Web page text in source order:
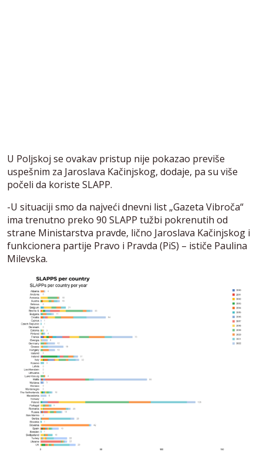
U Poljskoj se ovakav pristup nije pokazao previše
uspešnim za Jaroslava Kačinjskog, dodaje, pa su više
počeli da koriste SLAPP.
-U situaciji smo da najveći dnevni list „Gazeta Vibroča“
ima trenutno preko 90 SLAPP tužbi pokrenutih od
strane Ministarstva pravde, lično Jaroslava Kačinjskog i
funkcionera partije Pravo i Pravda (PiS) – ističe Paulina
Milevska.